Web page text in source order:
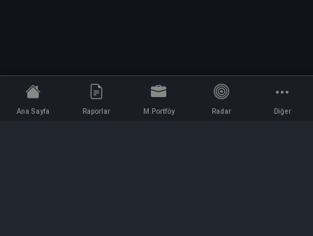
Ana Sayfa Raporlar M.Portföy Radar Diğer